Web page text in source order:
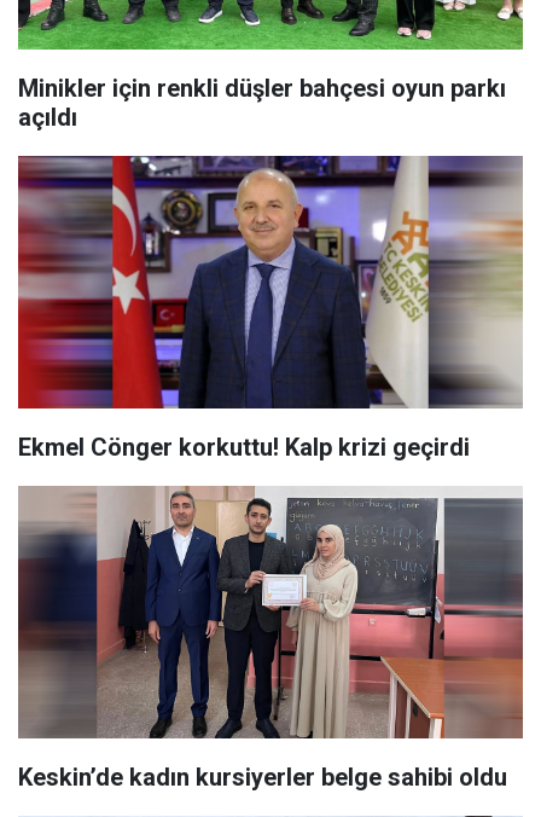
Minikler için renkli düşler bahçesi oyun parkı
açıldı
Ekmel Cönger korkuttu! Kalp krizi geçirdi
Keskin’de kadın kursiyerler belge sahibi oldu